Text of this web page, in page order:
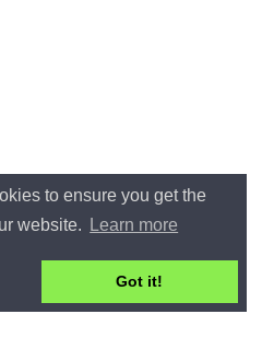
to ensure you get the
website.
Learn more
Got it!